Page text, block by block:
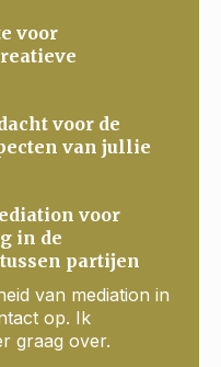
voor
voor de
van jullie
voor
in de
partijen
van mediation in
op. Ik
graag over.